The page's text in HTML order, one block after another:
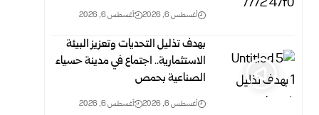
أغسطس 6, 2026 أغسطس 6, 2026
بهدف تذليل التحديات وتعزيز البيئة
الاستثمارية.. اجتماع في مدينة حسياء
الصناعية بحمص
أغسطس 6, 2026 أغسطس 6, 2026